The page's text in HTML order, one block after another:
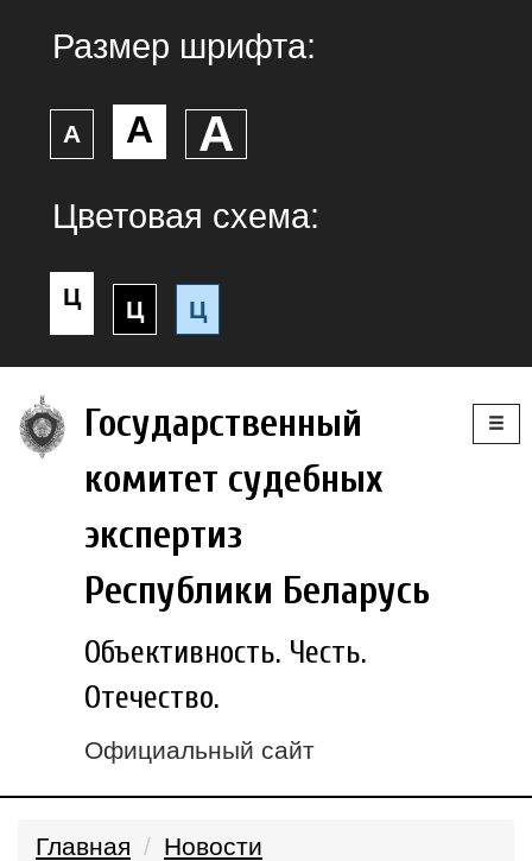
Размер шрифта:
А А А
Цветовая схема:
Ц Ц Ц
Государственный
комитет судебных
экспертиз
Республики Беларусь
Объективность. Честь.
Отечество.
Официальный сайт
Главная Новости